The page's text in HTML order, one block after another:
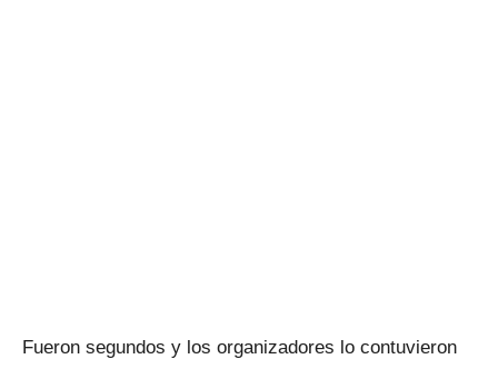
Fueron segundos y los organizadores lo contuvieron